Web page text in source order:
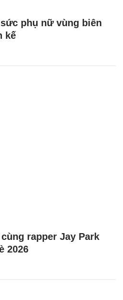
phụ nữ vùng biên
kế
rapper Jay Park
2026